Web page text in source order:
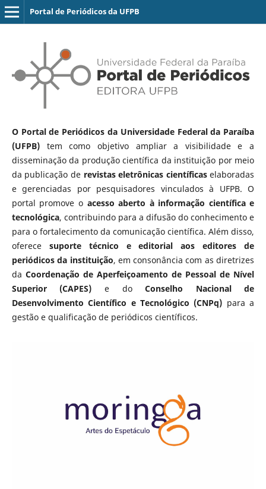
Portal de Periódicos da UFPB
O Portal de Periódicos da Universidade Federal da Paraíba
(UFPB)tem como objetivo ampliar a visibilidade e a
disseminação da produção científica da instituição por meio
da publicação de revistas eletrônicas científicaselaboradas
e gerenciadas por pesquisadores vinculados à UFPB. O
portal promove o acesso aberto à informação científica e
tecnológica, contribuindo para a difusão do conhecimento e
para o fortalecimento da comunicação científica. Além disso,
oferece suporte técnico e editorial aos editores de
periódicos da instituição, em consonância com as diretrizes
da Coordenação de Aperfeiçoamento de Pessoal de Nível
Superior (CAPES) e doConselho Nacional de
Desenvolvimento Científico e Tecnológico (CNPq) para a
gestão e qualificação de periódicos científicos.